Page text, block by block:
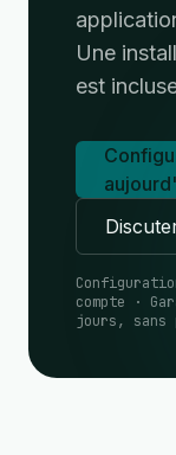
Une
est
compte ·
jours, sans